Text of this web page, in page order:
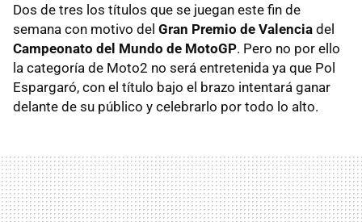
Dos de tres los títulos que se juegan este fin de
semana con motivo del Gran Premio de Valencia del
Campeonato del Mundo de MotoGP. Pero no por ello
la categoría de Moto2 no será entretenida ya que Pol
Espargaró, con el título bajo el brazo intentará ganar
delante de su público y celebrarlo por todo lo alto.